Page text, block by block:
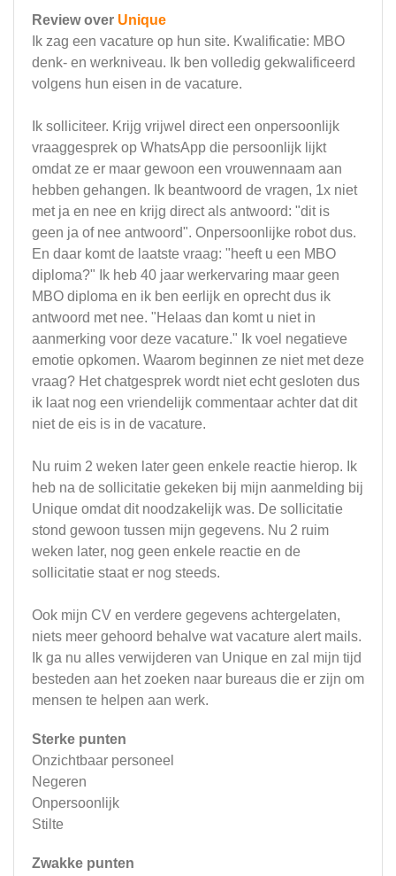
Review over Unique
Ik zag een vacature op hun site. Kwalificatie: MBO
denk- en werkniveau. Ik ben volledig gekwalificeerd
volgens hun eisen in de vacature.
Ik solliciteer. Krijg vrijwel direct een onpersoonlijk
vraaggesprek op WhatsApp die persoonlijk lijkt
omdat ze er maar gewoon een vrouwennaam aan
hebben gehangen. Ik beantwoord de vragen, 1x niet
met ja en nee en krijg direct als antwoord: "dit is
geen ja of nee antwoord". Onpersoonlijke robot dus.
En daar komt de laatste vraag: "heeft u een MBO
diploma?" Ik heb 40 jaar werkervaring maar geen
MBO diploma en ik ben eerlijk en oprecht dus ik
antwoord met nee. "Helaas dan komt u niet in
aanmerking voor deze vacature." Ik voel negatieve
emotie opkomen. Waarom beginnen ze niet met deze
vraag? Het chatgesprek wordt niet echt gesloten dus
ik laat nog een vriendelijk commentaar achter dat dit
niet de eis is in de vacature.
Nu ruim 2 weken later geen enkele reactie hierop. Ik
heb na de sollicitatie gekeken bij mijn aanmelding bij
Unique omdat dit noodzakelijk was. De sollicitatie
stond gewoon tussen mijn gegevens. Nu 2 ruim
weken later, nog geen enkele reactie en de
sollicitatie staat er nog steeds.
Ook mijn CV en verdere gegevens achtergelaten,
niets meer gehoord behalve wat vacature alert mails.
Ik ga nu alles verwijderen van Unique en zal mijn tijd
besteden aan het zoeken naar bureaus die er zijn om
mensen te helpen aan werk.
Sterke punten
Onzichtbaar personeel
Negeren
Onpersoonlijk
Stilte
Zwakke punten